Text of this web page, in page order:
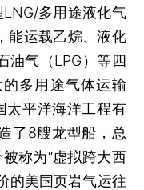
多用途液化气
能运载乙烷、液化
油气（LPG）等四
多用途气体运输
太平洋海洋工程有
了8艘龙型船，总
称为“虚拟跨大西
的美国页岩气运往